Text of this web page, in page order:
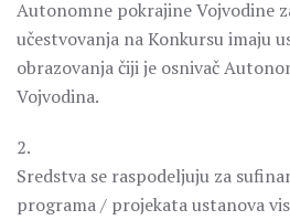
Autonomne pokrajine Vojvodine
učestvovanja na Konkursu imaju
obrazovanja čiji je osnivač
Vojvodina.
2.
Sredstva se raspodeljuju za
programa / projekata ustanova